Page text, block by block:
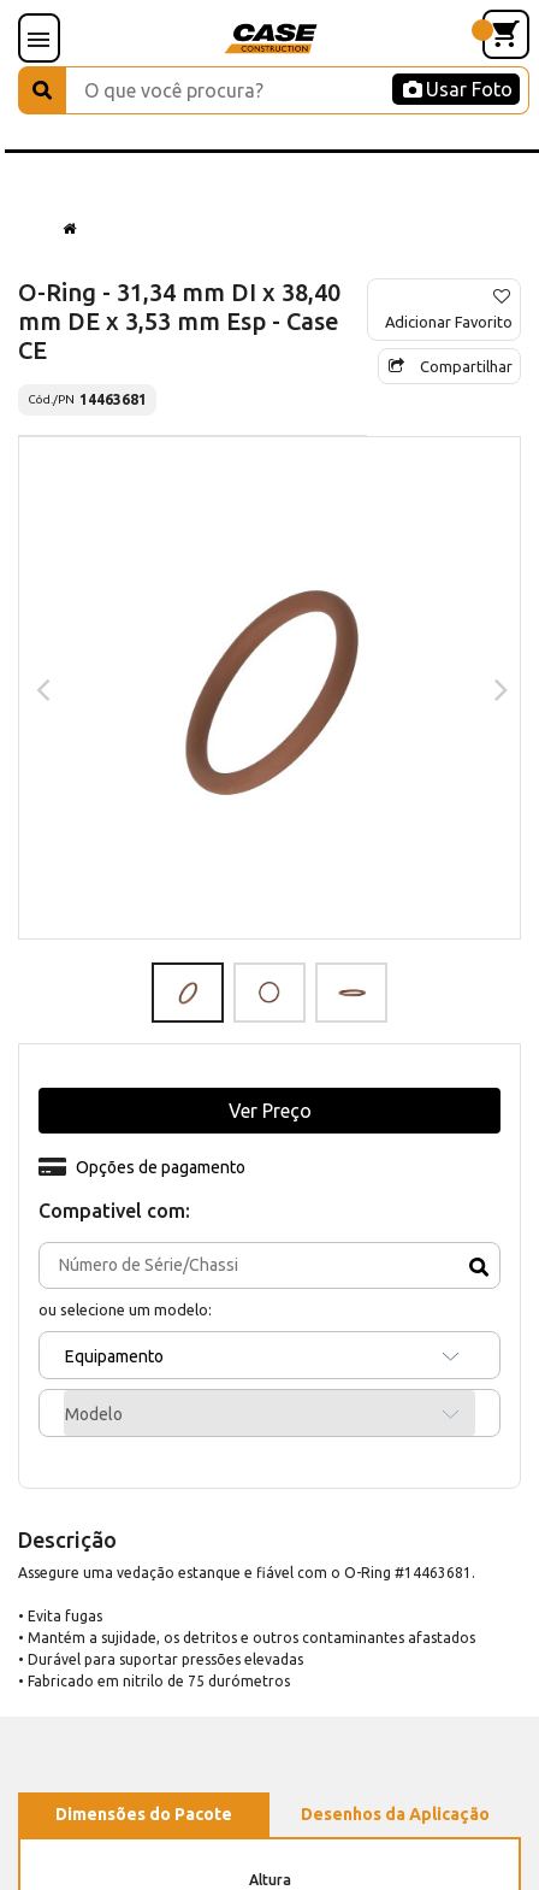
Usar Foto
O-Ring - 31,34 mm DI x 38,40
mm DE x 3,53 mm Esp - Case
CE
Cód./PN 14463681
Adicionar Favorito
Compartilhar
Compativel com:
ou selecione um modelo:
Equipamento
Modelo
Opções de pagamento
Ver Preço
Descrição
Assegure uma vedação estanque e fiável com o O-Ring #14463681.
• Evita fugas
• Mantém a sujidade, os detritos e outros contaminantes afastados
• Durável para suportar pressões elevadas
• Fabricado em nitrilo de 75 durómetros
Dimensões do Pacote Desenhos da Aplicação
Altura